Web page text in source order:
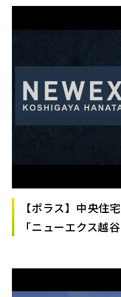
【ポラス】中央住
「ニューエクス越